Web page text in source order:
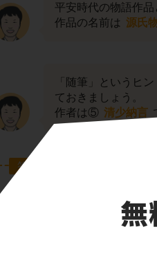
平安時代の物語作
作品の名前は 源氏
「随筆」というヒ
ておきましょう。
作者は⑤ 清少納言
答え